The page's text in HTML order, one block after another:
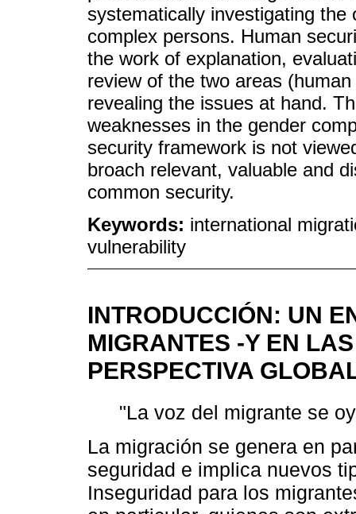
systematically investigating
complex persons. Human
the work of explanation,
review of the two areas
revealing the issues at hand.
weaknesses in the gender
security framework is not
broach relevant, valuable and
common security.
Keywords: international
vulnerability
INTRODUCCIÓN: UN
MIGRANTES -Y EN
PERSPECTIVA
"La voz del migrante se
La migración se genera en
seguridad e implica nuevos
Inseguridad para los